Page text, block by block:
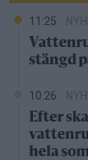
11:25
stängd
10:26
Efter
hela